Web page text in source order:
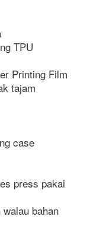
TPU
Printing Film
tajam
case
press pakai
bahan